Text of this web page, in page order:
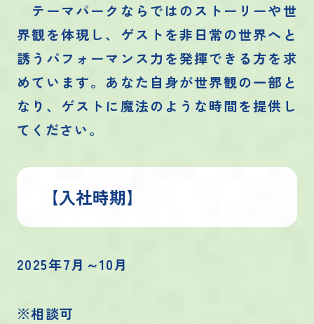
テーマパークならではのストーリーや世
界観を体現し、ゲストを非日常の世界へと
誘うパフォーマンス力を発揮できる方を求
めています。あなた自身が世界観の一部と
なり、ゲストに魔法のような時間を提供し
てください。
【入社時期】
2025年7月～10月
※相談可